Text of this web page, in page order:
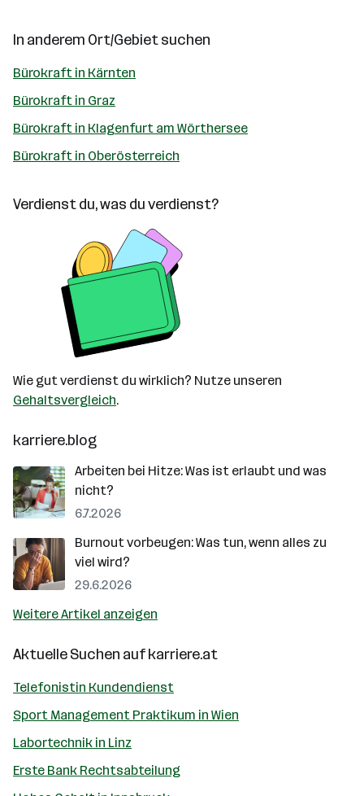
In anderem Ort/Gebiet suchen
Bürokraft in Kärnten
Bürokraft in Graz
Bürokraft in Klagenfurt am Wörthersee
Bürokraft in Oberösterreich
Verdienst du, was du verdienst?
Wie gut verdienst du wirklich? Nutze unseren
Gehaltsvergleich.
karriere.blog
Arbeiten bei Hitze: Was ist erlaubt und was
nicht?
6.7.2026
Burnout vorbeugen: Was tun, wenn alles zu
viel wird?
29.6.2026
Weitere Artikel anzeigen
Aktuelle Suchen aufkarriere.at
Telefonistin Kundendienst
Sport Management Praktikum in Wien
Labortechnik in Linz
Erste Bank Rechtsabteilung